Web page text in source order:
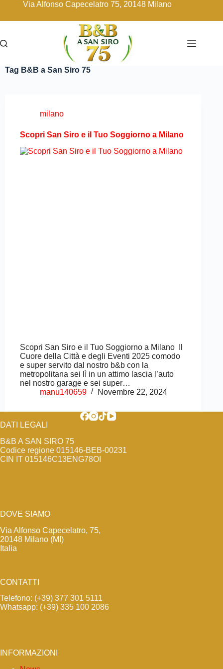
Via Alfonso Capecelatro 75, 20148 Milano
Tag B&B a San Siro 75
milano
Scopri San Siro e il Tuo Soggiorno a Milano
Scopri San Siro e il Tuo Soggiorno a Milano Il
Cuore della Città e degli Eventi 2025 comodo
e super servito dal nostro b&b con la
metropolitana sei lì in un attimo lascia l’auto
nel nostro garage e sei super…
manu140659
Novembre 22, 2024
DATI LEGALI
B&B A SAN SIRO 75
Codice regione 015146-BEB-00231
CIN IT 015146C13ENG78OI
DOVE SIAMO
Via Alfonso Capecelatro, 75,
20148 Milano (MI)
Italia
CONTATTI
Telefono: (+39) 377 301 5111
Whatsapp: (+39) 335 100 2086
INFORMAZIONI